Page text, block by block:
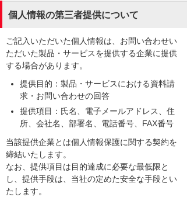
個人情報の第三者提供について
ご記入いただいた個人情報は、お問い合わせい
ただいた製品・サービスを提供する企業に提供
する場合があります。
提供目的：製品・サービスにおける資料請
求・お問い合わせの回答
提供項目：氏名、電子メールアドレス、住
所、会社名、部署名、電話番号、FAX番号
当該提供企業とは個人情報保護に関する契約を
締結いたします。
なお、提供項目は目的達成に必要な最低限と
し、提供手段は、当社の定めた安全な手段とい
たします。